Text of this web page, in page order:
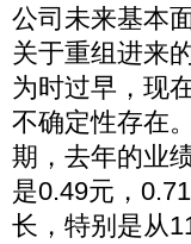
公司未来基本
关于重组进来
为时过早，现
不确定性存在
期，去年的业
是0.49元，
长，特别是从